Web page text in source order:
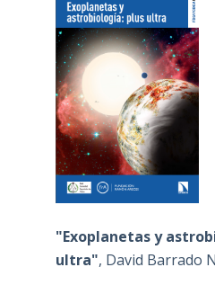
"Exoplanetas y
ultra", David Barrado